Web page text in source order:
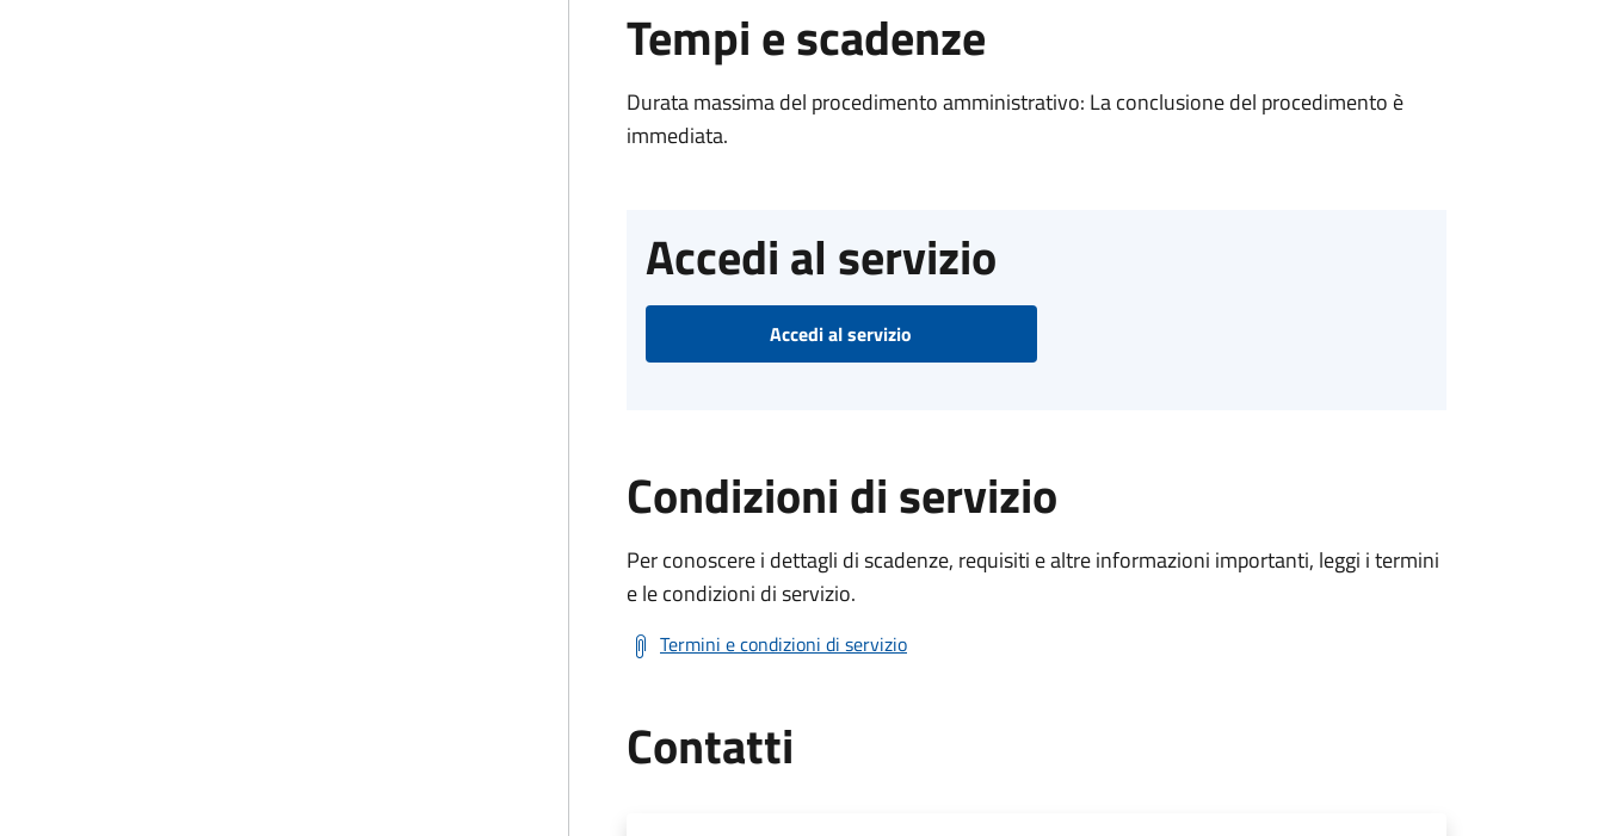
Tempi e scadenze
Durata massima del procedimento amministrativo: La conclusione del procedimento è
immediata.
Accedi al servizio
Accedi al servizio
Condizioni di servizio
Per conoscere i dettagli di scadenze, requisiti e altre informazioni importanti, leggi i termini
e le condizioni di servizio.
Termini e condizioni di servizio
Contatti